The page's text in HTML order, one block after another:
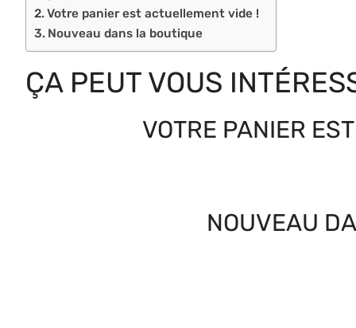
Votre panier est actuellement vide !
Nouveau dans la boutique
ÇA PEUT VOUS
VOTRE PANIER
NOUVEAU